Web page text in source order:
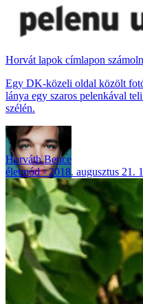
Horvát lapok címlapon
Egy DK-közeli oldal közölt
lánya egy szaros pelenkával
szélén.
Horváth Bence
életmód
2018. augusztus 21.